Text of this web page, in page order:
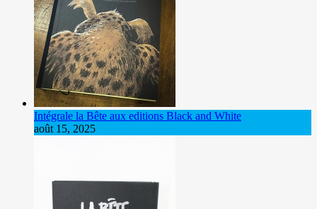
Intégrale la Bête aux editions Black and White
août 15, 2025